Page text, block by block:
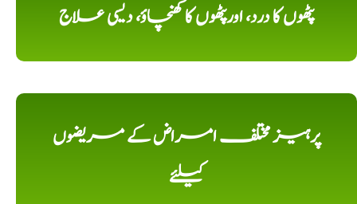
پٹھوں کا درد، اورپٹھوں کا کھنچاؤ، دیسی علاج
پرہیز مختلف امراض کے مریضوں
کیلئے